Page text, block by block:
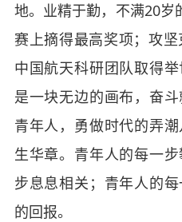
地。业精于勤，不满20岁
赛上摘得最高奖项；攻
中国航天科研团队取得
是一块无边的画布，奋
青年人，勇做时代的弄
生华章。青年人的每一
步息息相关；青年人的
的回报。